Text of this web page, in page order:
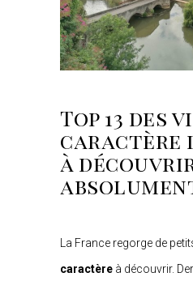
Top 13 des
caractère
à
La France regorge de
caractère à découvrir.